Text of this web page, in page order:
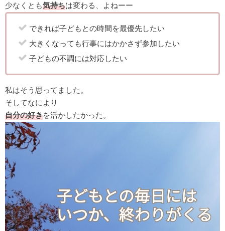
少なくとも気持ちは変わる、よねーー
できれば子どもとの時間を最優先したい
大きくなっても行事にはかかさず参加したい
子どもの不調には対応したい
私はそう思ってました。
そしてなにより
自分の好きを活かしたかった。